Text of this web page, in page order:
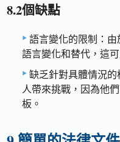
8.2個缺點
語言變化的限制：
語言變化和替代，這
缺乏針對具體情況
人帶來挑戰，因為他
板。